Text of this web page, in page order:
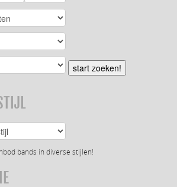
start zoeken!
bands in diverse stijlen!